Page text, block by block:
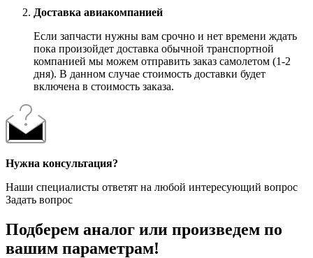
Доставка авиакомпанией
Если запчасти нужны вам срочно и нет времени ждать
пока произойдет доставка обычной транспортной
компанией мы можем отправить заказ самолетом (1-2
дня). В данном случае стоимость доставки будет
включена в стоимость заказа.
Нужна консультация?
Наши специалисты ответят на любой интересующий вопрос
Задать вопрос
Подберем аналог или произведем по
вашим параметрам!